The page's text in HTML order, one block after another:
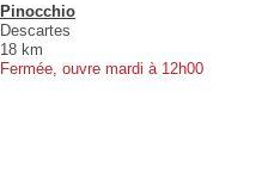
Pinocchio
Descartes
18 km
Fermée, ouvre mardi à 12h00